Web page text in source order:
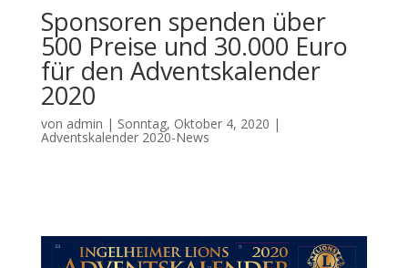
Sponsoren spenden über
500 Preise und 30.000 Euro
für den Adventskalender
2020
von admin | Sonntag, Oktober 4, 2020 |
Adventskalender 2020-News